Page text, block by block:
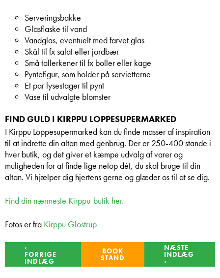
Serveringsbakke
Glasflaske til vand
Vandglas, eventuelt med farvet glas
Skål til fx salat eller jordbær
Små tallerkener til fx boller eller kage
Pyntefigur, som holder på servietterne
Et par lysestager til pynt
Vase til udvalgte blomster
FIND GULD I KIRPPU LOPPESUPERMARKED
I Kirppu Loppesupermarked kan du finde masser af inspiration
til at indrette din altan med genbrug. Der er 250-400 stande i
hver butik, og det giver et kæmpe udvalg af varer og
muligheden for at finde lige netop dét, du skal bruge til din
altan. Vi hjælper dig hjertens gerne og glæder os til at se dig.
Find din nærmeste Kirppu-butik her.
Fotos er fra Kirppu Glostrup
‹
FORRIGE
INDLÆG
BOOK
STAND
NÆSTE
INDLÆG
›